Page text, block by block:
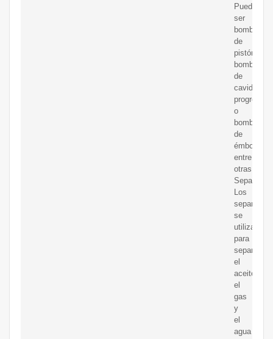
Pueden
ser
bombas
de
pistón,
bombas
de
cavidad
progresiva
o
bombas
de
émbolo,
entre
otras.
Los
se
utilizan
para
separar
el
aceite,
el
gas
y
el
agua